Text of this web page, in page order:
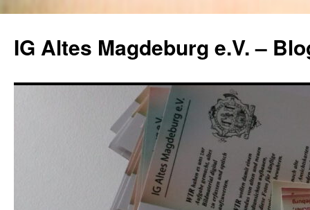
springen
IG Altes Magdeburg e.V. –